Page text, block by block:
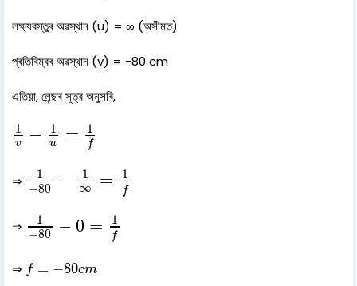
লক্ষ্যবস্তুৰ অৱস্থান (u) = ∞ (অসীমত)
প্ৰতিবিম্বৰ অৱস্থান (v) = -80 cm
এতিয়া, লেন্ছৰ সূত্ৰ অনুসৰি,
1
v − 1
u = 1
f
v =
⇒
1
−80 −
1
∞
= 1
f
80 =
⇒
1
−80 − 0 = 1
f
80 =
⇒ f = −80cm
f= 80cm